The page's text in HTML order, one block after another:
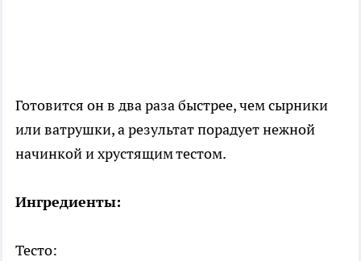
Готовится он в два раза быстрее, чем сырники
или ватрушки, а результат порадует нежной
начинкой и хрустящим тестом.
Ингредиенты:
Тесто: